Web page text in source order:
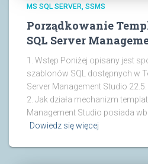
MS SQL SERVER SSMS
Porządkowanie
SQL Server
1. Wstęp Poniżej opisany jest
szablonów SQL dostępnych w
Server Management Studio
2. Jak działa mechanizm
Management Studio posiada
Dowiedz się więcej